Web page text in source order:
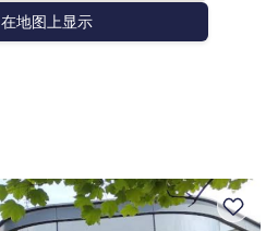
在地图上显示